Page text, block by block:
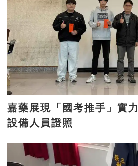
嘉藥展現「國考推手」實力 15人勇奪消防
設備人員證照